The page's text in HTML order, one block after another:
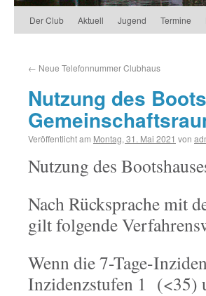
Der Club Aktuell Jugend Termine
← Neue Telefonnummer Clubhaus
Nutzung des
Veröffentlicht am Montag, 31. Mai 2021 von
Nutzung des
Nach Rücksprache mit
gilt folgende
Wenn die 7-Tage-
Inzidenzstufen 1 (<35)